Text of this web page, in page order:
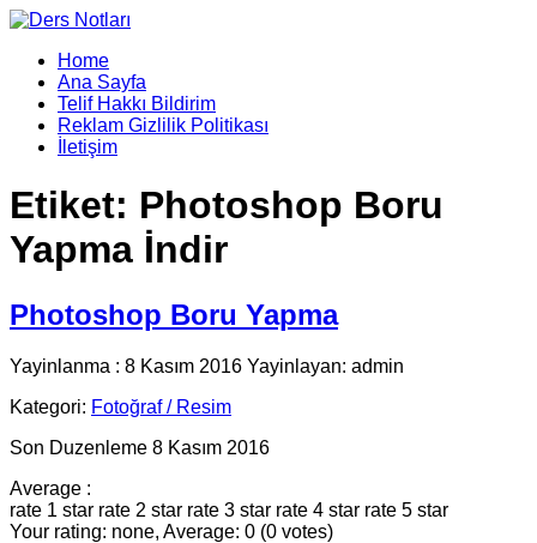
Home
Ana Sayfa
Telif Hakkı Bildirim
Reklam Gizlilik Politikası
İletişim
Etiket: Photoshop Boru
Yapma İndir
Photoshop Boru Yapma
Yayinlanma : 8 Kasım 2016 Yayinlayan: admin
Kategori: Fotoğraf / Resim
Son Duzenleme 8 Kasım 2016
Average :
rate 1 star rate 2 star rate 3 star rate 4 star rate 5 star
Your rating: none, Average: 0 (0 votes)